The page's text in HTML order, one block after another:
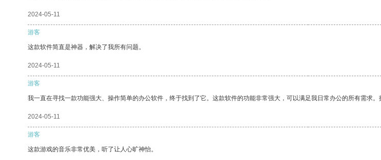
2024-05-11
游客
这款软件简直是神器，解决了我所有问题。
2024-05-11
游客
我一直在寻找一款功能强大、操作简单的办公软件，终于找到了它。这款软件的功能非常强大，可以满足我日常办公的所有需求。
2024-05-11
游客
这款游戏的音乐非常优美，听了让人心旷神怡。